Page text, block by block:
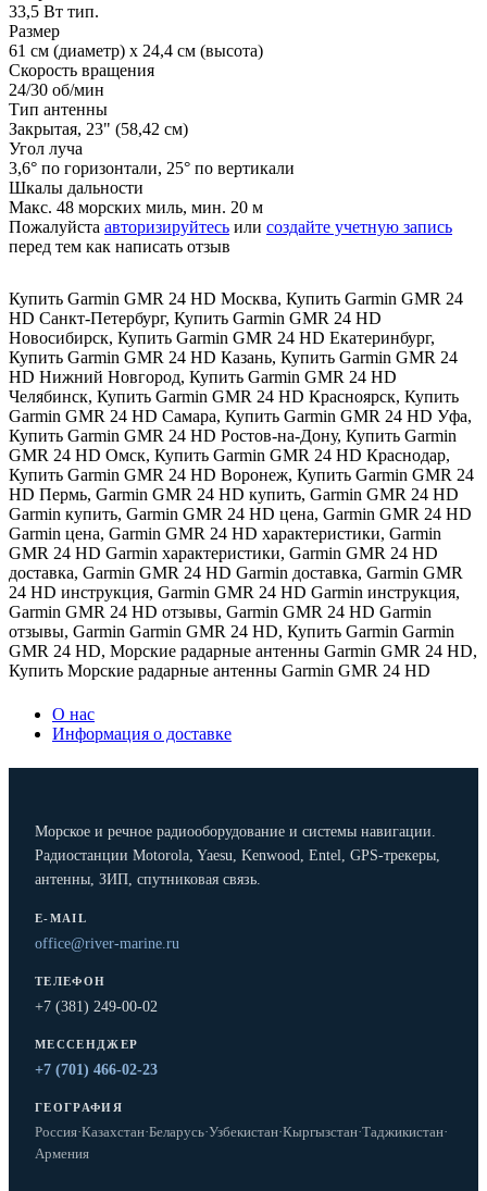
33,5 Вт тип.
Размер
61 см (диаметр) х 24,4 см (высота)
Скорость вращения
24/30 об/мин
Тип антенны
Закрытая, 23" (58,42 см)
Угол луча
3,6° по горизонтали, 25° по вертикали
Шкалы дальности
Макс. 48 морских миль, мин. 20 м
Пожалуйста авторизируйтесь или создайте учетную запись
перед тем как написать отзыв
Купить Garmin GMR 24 HD Москва, Купить Garmin GMR 24
HD Санкт-Петербург, Купить Garmin GMR 24 HD
Новосибирск, Купить Garmin GMR 24 HD Екатеринбург,
Купить Garmin GMR 24 HD Казань, Купить Garmin GMR 24
HD Нижний Новгород, Купить Garmin GMR 24 HD
Челябинск, Купить Garmin GMR 24 HD Красноярск, Купить
Garmin GMR 24 HD Самара, Купить Garmin GMR 24 HD Уфа,
Купить Garmin GMR 24 HD Ростов-на-Дону, Купить Garmin
GMR 24 HD Омск, Купить Garmin GMR 24 HD Краснодар,
Купить Garmin GMR 24 HD Воронеж, Купить Garmin GMR 24
HD Пермь, Garmin GMR 24 HD купить, Garmin GMR 24 HD
Garmin купить, Garmin GMR 24 HD цена, Garmin GMR 24 HD
Garmin цена, Garmin GMR 24 HD характеристики, Garmin
GMR 24 HD Garmin характеристики, Garmin GMR 24 HD
доставка, Garmin GMR 24 HD Garmin доставка, Garmin GMR
24 HD инструкция, Garmin GMR 24 HD Garmin инструкция,
Garmin GMR 24 HD отзывы, Garmin GMR 24 HD Garmin
отзывы, Garmin Garmin GMR 24 HD, Купить Garmin Garmin
GMR 24 HD, Морские радарные антенны Garmin GMR 24 HD,
Купить Морские радарные антенны Garmin GMR 24 HD
О нас
Информация о доставке
Морское и речное радиооборудование и системы навигации.
Радиостанции Motorola, Yaesu, Kenwood, Entel, GPS-трекеры,
антенны, ЗИП, спутниковая связь.
E-MAIL
office@river-marine.ru
ТЕЛЕФОН
+7 (381) 249-00-02
МЕССЕНДЖЕР
+7 (701) 466-02-23
ГЕОГРАФИЯ
Россия·Казахстан·Беларусь·Узбекистан·Кыргызстан·Таджикистан·
Армения